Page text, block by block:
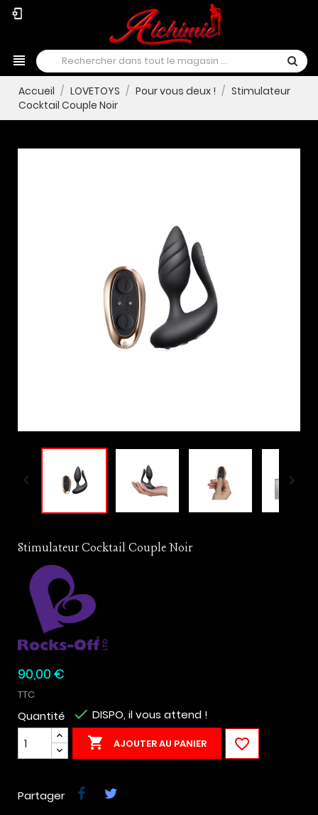
phonelink_setup
view_headline
Accueil LOVETOYS Pour vous deux !
Stimulateur
Cocktail Couple Noir
 
Stimulateur Cocktail Couple Noir
90,00 €
TTC
Quantité
 AJOUTER AU PANIER
 DISPO, il vous attend !

Partager